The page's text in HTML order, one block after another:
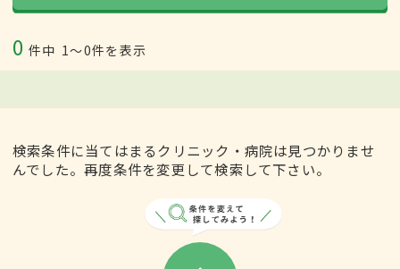
0 件中 1〜0件を表示
検索条件に当てはまるクリニック・病院は見つかりませ
んでした。再度条件を変更して検索して下さい。